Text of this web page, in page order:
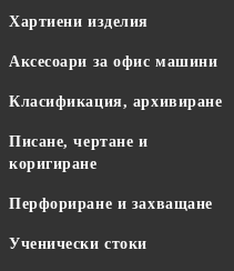
Хартиени изделия
Аксесоари за офис машини
Класификация, архивиране
Писане, чертане и
коригиране
Перфориране и захващане
Ученически стоки